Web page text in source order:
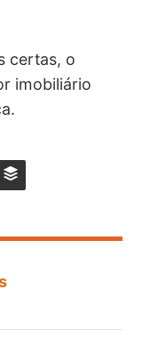
certas, o
imobiliário